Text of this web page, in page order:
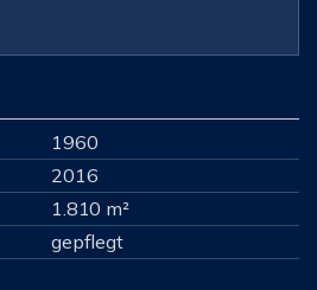
1960
2016
1.810 m²
gepflegt